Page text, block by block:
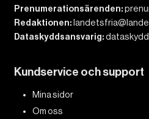
Prenumerationsärenden:
Redaktionen:
Dataskyddsansvarig:
Kundservice och support
Mina sidor
Om oss